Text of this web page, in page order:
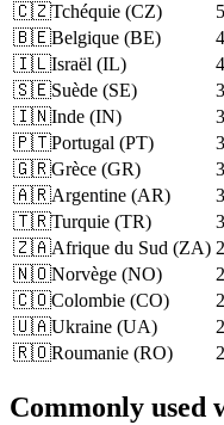
🇨🇿Tchéquie (CZ)
🇧🇪Belgique (BE)
🇮🇱Israël (IL)
🇸🇪Suède (SE)
🇮🇳Inde (IN)
🇵🇹Portugal (PT)
🇬🇷Grèce (GR)
🇦🇷Argentine (AR)
🇹🇷Turquie (TR)
🇿🇦Afrique du Sud (ZA)
🇳🇴Norvège (NO)
🇨🇴Colombie (CO)
🇺🇦Ukraine (UA)
🇷🇴Roumanie (RO)
Commonly